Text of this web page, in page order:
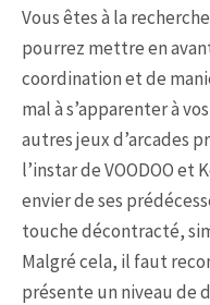
Vous êtes à la
pourrez mettre en
coordination et de
mal à s’apparenter à
autres jeux d’arcades
l’instar de VOODOO et
envier de ses
touche décontracté,
Malgré cela, il faut
présente un niveau de